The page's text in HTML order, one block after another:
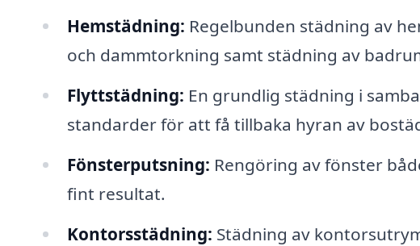
Hemstädning: Regelbunden städning av
och dammtorkning samt städning av
Flyttstädning: En grundlig städning i
standarder för att få tillbaka hyran av
Fönsterputsning: Rengöring av fönster
fint resultat.
Kontorsstädning: Städning av